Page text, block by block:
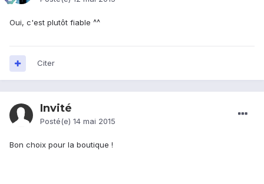
Oui, c'est plutôt fiable ^^
Citer
Invité
Posté(e) 14 mai 2015
Bon choix pour la boutique !